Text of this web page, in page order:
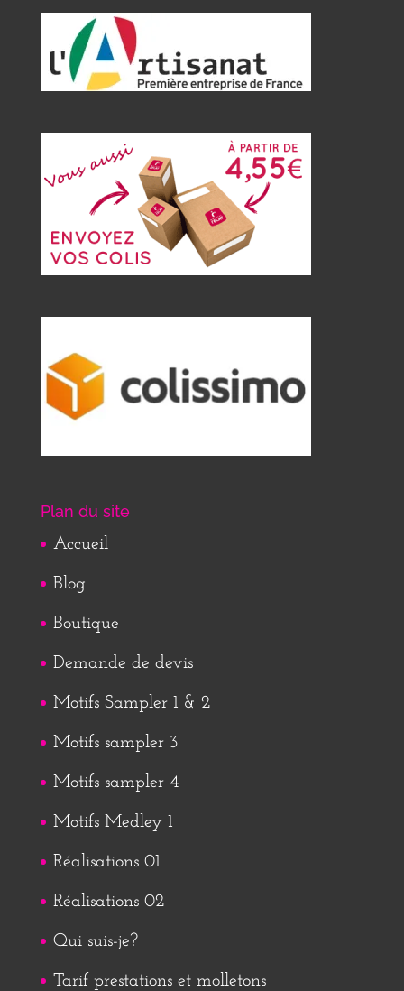
Plan du site
Accueil
Blog
Boutique
Demande de devis
Motifs Sampler 1 & 2
Motifs sampler 3
Motifs sampler 4
Motifs Medley 1
Réalisations 01
Réalisations 02
Qui suis-je?
Tarif prestations et molletons